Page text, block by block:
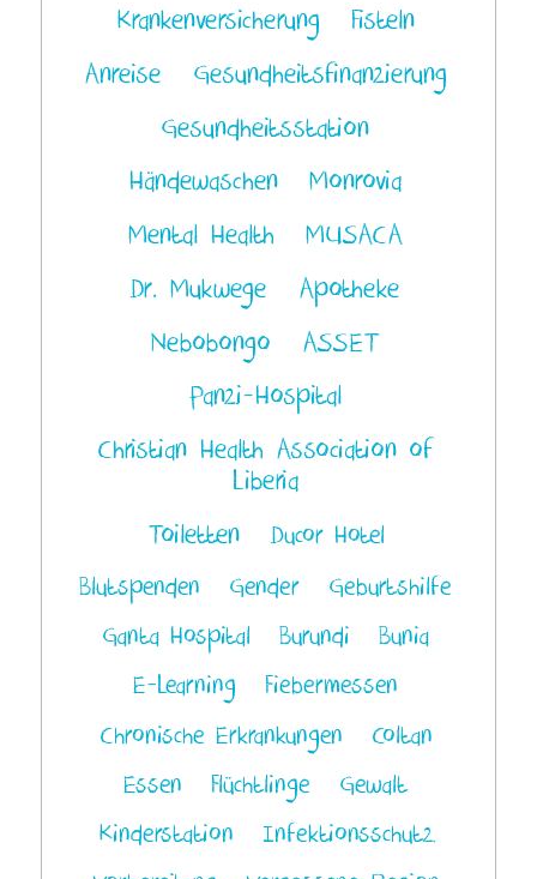
Krankenversicherung
Fisteln
Anreise
Gesundheitsfinanzierung
Gesundheitsstation
Händewaschen
Monrovia
Mental Health
MUSACA
Dr. Mukwege
Apotheke
Nebobongo
ASSET
Panzi-Hospital
Christian Health Association of
Liberia
Toiletten
Ducor Hotel
Blutspenden
Gender
Geburtshilfe
Ganta Hospital
Burundi
Bunia
E-Learning
Fiebermessen
Chronische Erkrankungen
Coltan
Essen
Flüchtlinge
Gewalt
Kinderstation
Infektionsschutz